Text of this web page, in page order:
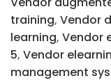
training, Vendor
learning, Vendor
5, Vendor
management